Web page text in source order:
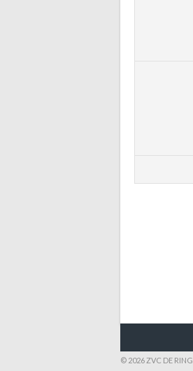
© 2026 ZVC DE RING